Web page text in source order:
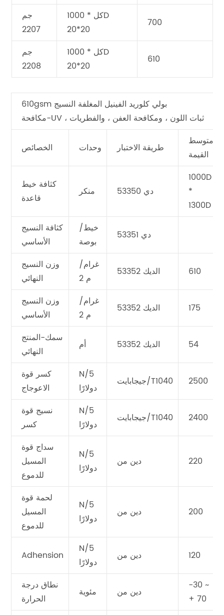
جم
2207
كل * 1000D
20*20
700
جم
2208
كل * 1000D
20*20
610
610gsm بولي كلوريد الفينيل المغلفة النسيج
مكافحة-UV ، ثبات اللون ، ومكافحة العفن ، والفطريات
الخصائص وحدات طريقة الاختبار
متوسط
القيمة
كثافة خيط
قاعدة
منكر دي 53350
1000D
*
1300D
كثافة النسيج
الأساسي
خيط/
بوصة
دي 53351
وزن النسيج
النهائي
غرام/
م 2
الديك 53352 610
وزن النسيج
الأساسي
غرام/
م 2
الديك 53352 175
سمك-المنتج
النهائي
أم الديك 53352 54
كسر قوة
الاعوجاج
N/5
دولارًا
جيجابايت/T1040 2500
نسيج قوة
كسر
N/5
دولارًا
جيجابايت/T1040 2400
سداج قوة
المسيل
للدموع
N/5
دولارًا
دين من 220
لحمة قوة
المسيل
للدموع
N/5
دولارًا
دين من 200
Adhension
N/5
دولارًا
دين من 120
نطاق درجة
الحرارة
مئوية دين من
-30 ~
+ 70